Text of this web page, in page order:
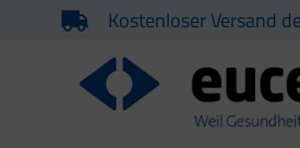
Kostenloser Versand